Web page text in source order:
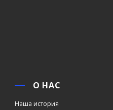
О НАС
Наша история